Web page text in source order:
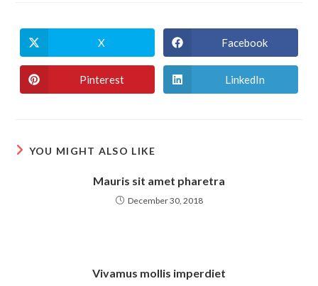
Opens
in
a
new
window
X
Opens
in
a
new
window
Facebook
Opens
in
Pinterest
Opens
in
LinkedIn
YOU MIGHT ALSO LIKE
Mauris sit amet pharetra
December 30, 2018
Vivamus mollis imperdiet